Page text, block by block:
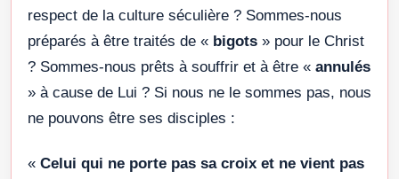
respect de la culture séculière ? Sommes-nous
préparés à être traités de « bigots » pour le Christ
? Sommes-nous prêts à souffrir et à être « annulés
» à cause de Lui ? Si nous ne le sommes pas, nous
ne pouvons être ses disciples :
« Celui qui ne porte pas sa croix et ne vient pas